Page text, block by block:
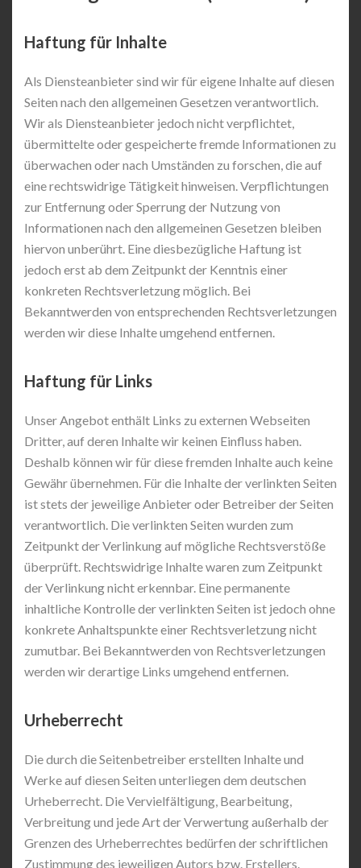
Haftung für Inhalte
Als Diensteanbieter sind wir für eigene Inhalte auf diesen
Seiten nach den allgemeinen Gesetzen verantwortlich.
Wir als Diensteanbieter jedoch nicht verpflichtet,
übermittelte oder gespeicherte fremde Informationen zu
überwachen oder nach Umständen zu forschen, die auf
eine rechtswidrige Tätigkeit hinweisen. Verpflichtungen
zur Entfernung oder Sperrung der Nutzung von
Informationen nach den allgemeinen Gesetzen bleiben
hiervon unberührt. Eine diesbezügliche Haftung ist
jedoch erst ab dem Zeitpunkt der Kenntnis einer
konkreten Rechtsverletzung möglich. Bei
Bekanntwerden von entsprechenden Rechtsverletzungen
werden wir diese Inhalte umgehend entfernen.
Haftung für Links
Unser Angebot enthält Links zu externen Webseiten
Dritter, auf deren Inhalte wir keinen Einfluss haben.
Deshalb können wir für diese fremden Inhalte auch keine
Gewähr übernehmen. Für die Inhalte der verlinkten Seiten
ist stets der jeweilige Anbieter oder Betreiber der Seiten
verantwortlich. Die verlinkten Seiten wurden zum
Zeitpunkt der Verlinkung auf mögliche Rechtsverstöße
überprüft. Rechtswidrige Inhalte waren zum Zeitpunkt
der Verlinkung nicht erkennbar. Eine permanente
inhaltliche Kontrolle der verlinkten Seiten ist jedoch ohne
konkrete Anhaltspunkte einer Rechtsverletzung nicht
zumutbar. Bei Bekanntwerden von Rechtsverletzungen
werden wir derartige Links umgehend entfernen.
Urheberrecht
Die durch die Seitenbetreiber erstellten Inhalte und
Werke auf diesen Seiten unterliegen dem deutschen
Urheberrecht. Die Vervielfältigung, Bearbeitung,
Verbreitung und jede Art der Verwertung außerhalb der
Grenzen des Urheberrechtes bedürfen der schriftlichen
Zustimmung des jeweiligen Autors bzw. Erstellers.